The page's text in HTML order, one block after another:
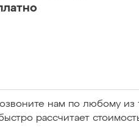
нам по любому из
рассчитает